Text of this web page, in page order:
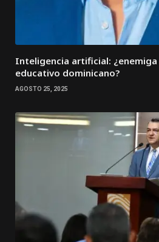
Inteligencia artificial:
educativo dominicano?
AGOSTO 25, 2025